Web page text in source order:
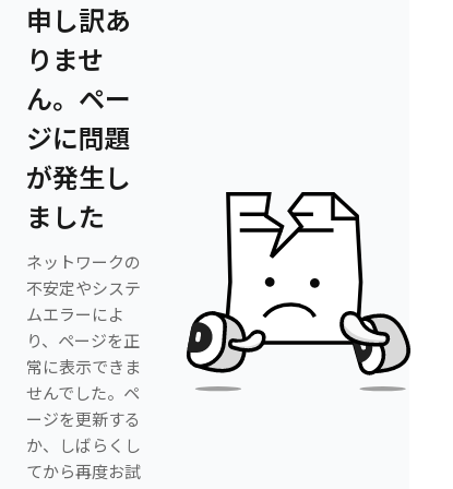
申し訳あ
りませ
ん。ペー
ジに問題
が発生し
ました
ネットワークの
不安定やシステ
ムエラーによ
り、ページを正
常に表示できま
せんでした。ペ
ージを更新する
か、しばらくし
てから再度お試